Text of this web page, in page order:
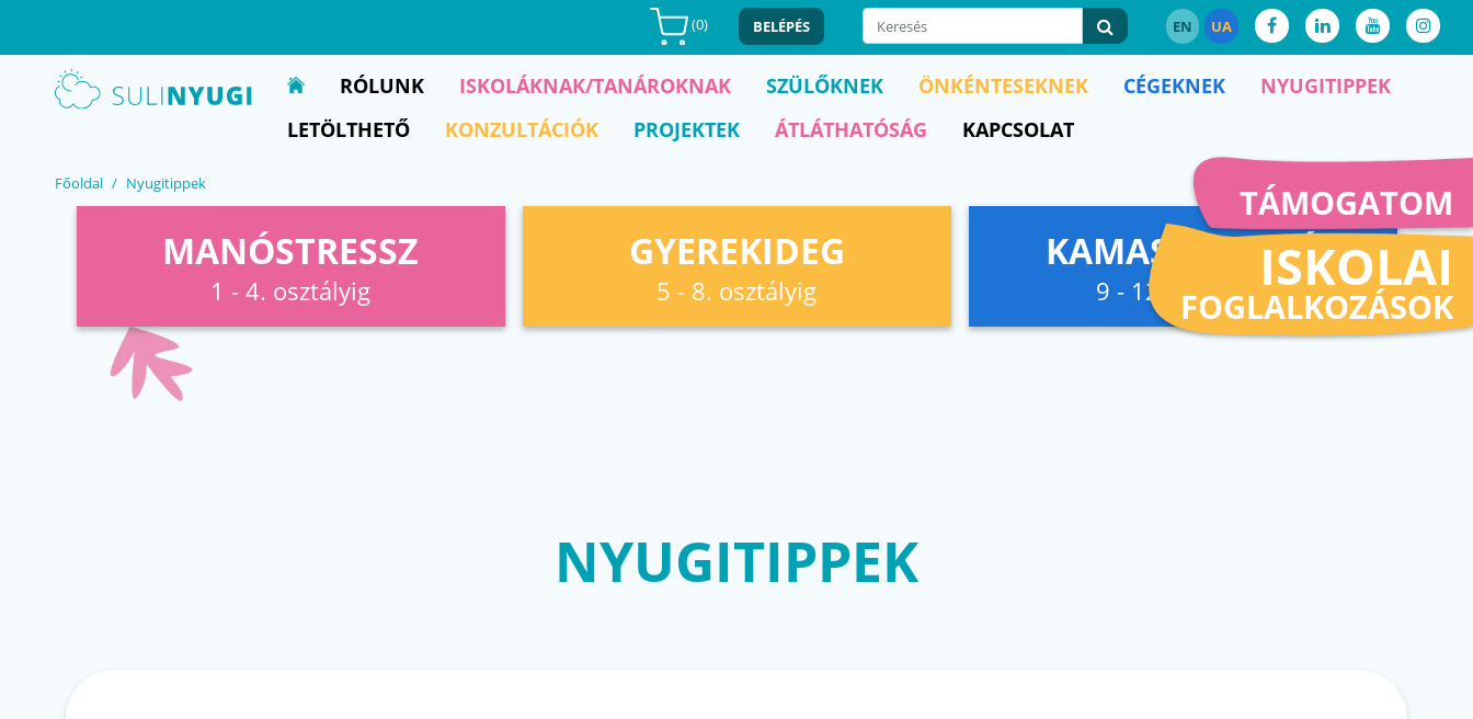
(0) BELÉPÉS EN UA
TÁMOGATOM
ISKOLAI
FOGLALKOZÁSOK
RÓLUNK ISKOLÁKNAK/TANÁROKNAK SZÜLŐKNEK ÖNKÉNTESEKNEK CÉGEKNEK
NYUGITIPPEK
LETÖLTHETŐ
KONZULTÁCIÓK PROJEKTEK ÁTLÁTHATÓSÁG KAPCSOLAT
Főoldal Nyugitippek
MANÓSTRESSZ
1 - 4. osztályig
GYEREKIDEG
5 - 8. osztályig
KAMASZFESZKÓ
9 - 12. osztályig
NYUGITIPPEK